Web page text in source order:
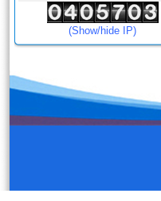
(Show/hide IP)